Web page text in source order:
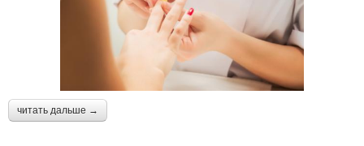
читать дальше →